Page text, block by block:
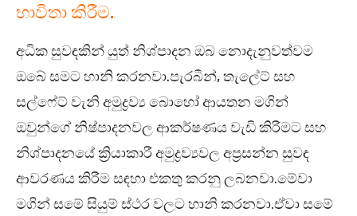
භාවිතා කිරීම.
අධික සුවඳකින් යුත් නිශ්පාදන ඔබ නොදැනුවත්වම
ඔබේ සමට හානි කරනවා.පැරබීන්, තැලේට් සහ
සල්ෆේට් වැනි අමුද්‍රව්‍ය බොහෝ ආයතන මගින්
ඔවුන්ගේ නිෂ්පාදනවල ආකර්ෂණය වැඩි කිරීමට සහ
නිශ්පාදනයේ ක්‍රියාකාරී අමුද්‍රව්‍යවල අප්‍රසන්න සුවඳ
ආවරණය කිරීම සඳහා එකතු කරනු ලබනවා.මේවා
මගින් සමේ සියුම් ස්ථර වලට හානි කරනවා.ඒවා සමේ